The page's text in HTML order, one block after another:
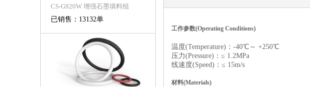
CS-G920W 增强石墨填料组
已销售：13132单
工作参数(Operating Conditions)
温度(Temperature)：-40℃～ +250℃
压力(Pressure)：≤ 1.2MPa
线速度(Speed)：≤ 15m/s
材料(Materials)